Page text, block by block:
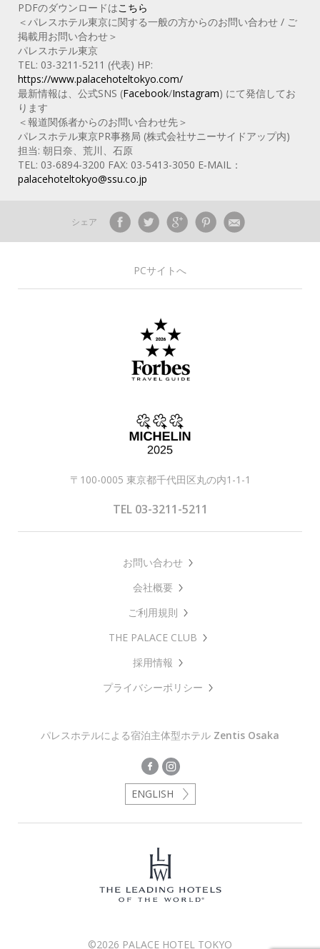
PDFのダウンロードはこちら
＜パレスホテル東京に関する一般の方からのお問い合わせ / ご
掲載用お問い合わせ＞
パレスホテル東京
TEL: 03-3211-5211 (代表) HP:
https://www.palacehoteltokyo.com/
最新情報は、公式SNS (Facebook/Instagram) にて発信してお
ります
＜報道関係者からのお問い合わせ先＞
パレスホテル東京PR事務局 (株式会社サニーサイドアップ内)
担当: 朝日奈、荒川、石原
TEL: 03-6894-3200 FAX: 03-5413-3050 E‐MAIL：
palacehoteltokyo@ssu.co.jp
シェア
PCサイトへ
〒100-0005 東京都千代田区丸の内1-1-1
TEL 03-3211-5211
お問い合わせ
会社概要
ご利用規則
THE PALACE CLUB
採用情報
プライバシーポリシー
パレスホテルによる宿泊主体型ホテル Zentis Osaka
ENGLISH
©2026 PALACE HOTEL TOKYO